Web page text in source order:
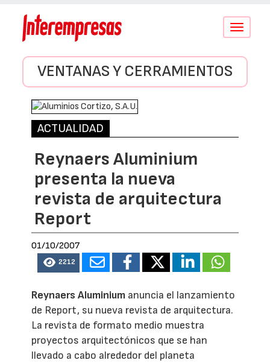
Conmutar
VENTANAS Y CERRAMIENTOS
ACTUALIDAD
Reynaers Aluminium
presenta la nueva
revista de arquitectura
Report
01/10/2007
2212
Reynaers Aluminium anuncia el lanzamiento
de Report, su nueva revista de arquitectura.
La revista de formato medio muestra
proyectos arquitectónicos que se han
llevado a cabo alrededor del planeta